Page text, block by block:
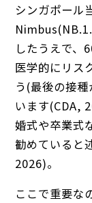
シンガポール
したうえで、
医学的にリス
う(最後の接
います(CDA,
婚式や卒業式
勧めている
2026)。
ここで重要な